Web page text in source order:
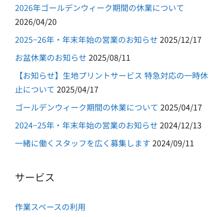
2026年ゴールデンウィーク期間の休業について
2026/04/20
2025−26年・年末年始の営業のお知らせ 2025/12/17
お盆休業のお知らせ 2025/08/11
【お知らせ】生地プリントサービス 特急対応の一時休
止について 2025/04/17
ゴールデンウィーク期間の休業について 2025/04/17
2024−25年・年末年始の営業のお知らせ 2024/12/13
一緒に働くスタッフを広く募集します 2024/09/11
サービス
作業スペースの利用